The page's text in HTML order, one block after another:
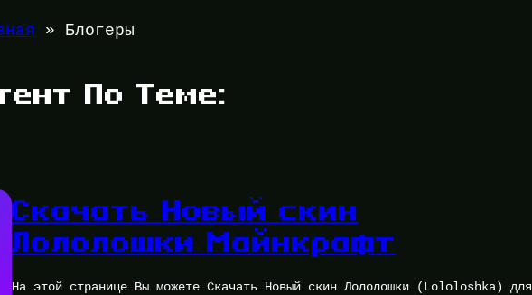
» Блогеры
По Теме:
Скачать Новый скин
Лололошки Майнкрафт
На этой странице Вы можете Скачать Новый скин Лололошки (Lololoshka) для